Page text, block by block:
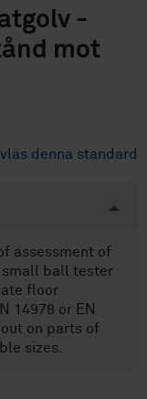
-
mot
denna standard
assessment of
small ball tester
floor
14978 or EN
on parts of
sizes.